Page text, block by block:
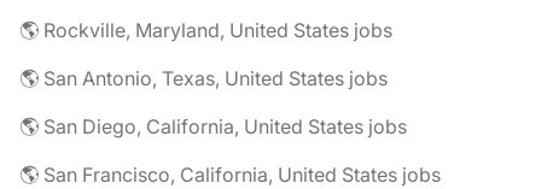
🌎 Rockville, Maryland, United States jobs
🌎 San Antonio, Texas, United States jobs
🌎 San Diego, California, United States jobs
🌎 San Francisco, California, United States jobs